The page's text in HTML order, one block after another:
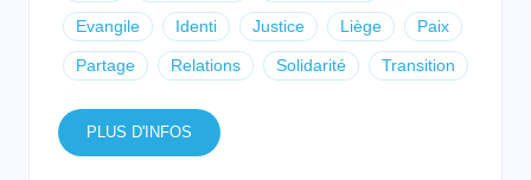
Evangile Identi Justice Liège Paix
Partage Relations Solidarité Transition
PLUS D'INFOS